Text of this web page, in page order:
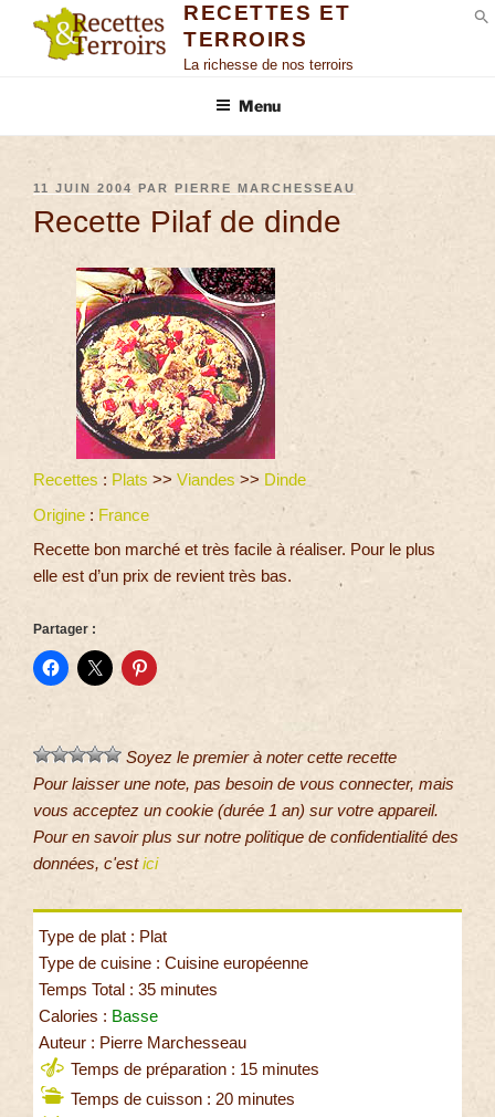
RECETTES ET
TERROIRS
La richesse de nos terroirs
Menu
11 JUIN 2004 PAR PIERRE MARCHESSEAU
Recette Pilaf de dinde
Recettes : Plats >> Viandes >> Dinde
Origine : France
Recette bon marché et très facile à réaliser. Pour le plus
elle est d’un prix de revient très bas.
Partager :
Soyez le premier à noter cette recette
Pour laisser une note, pas besoin de vous connecter, mais
vous acceptez un cookie (durée 1 an) sur votre appareil.
Pour en savoir plus sur notre politique de confidentialité des
données, c'estici
Type de plat : Plat
Type de cuisine : Cuisine européenne
Temps Total : 35 minutes
Calories : Basse
Auteur : Pierre Marchesseau
Temps de préparation : 15 minutes
Temps de cuisson : 20 minutes